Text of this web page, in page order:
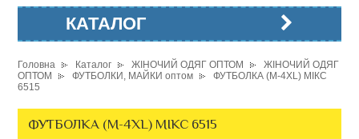
КАТАЛОГ
Головна Каталог ЖІНОЧИЙ ОДЯГ ОПТОМ
ЖІНОЧИЙ ОДЯГ
ОПТОМ
ФУТБОЛКИ, МАЙКИ оптом
ФУТБОЛКА (M-4XL) МІКС
6515
ФУТБОЛКА (M-4XL) МІКС 6515